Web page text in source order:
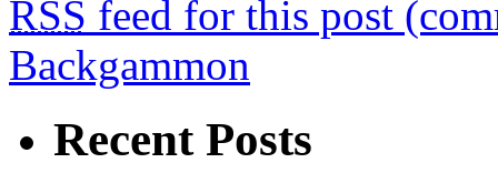
RSS feed for this post
Backgammon
Recent Posts